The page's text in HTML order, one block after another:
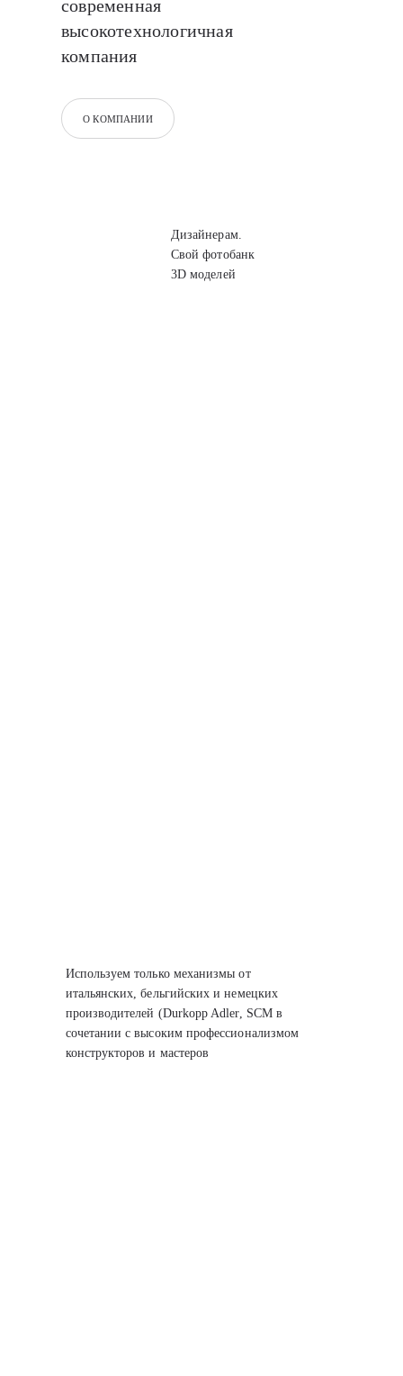
современная
высокотехнологичная
компания
О КОМПАНИИ
Дизайнерам.
Свой фотобанк
3D моделей
Используем только механизмы от
итальянских, бельгийскихи немецких
производителей (Durkopp Adler, SCM в
сочетании с высоким профессионализмом
конструкторов и мастеров